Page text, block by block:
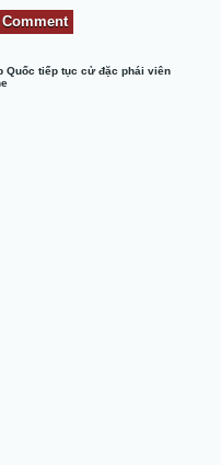
Quốc tiếp tục cử đặc phái viên